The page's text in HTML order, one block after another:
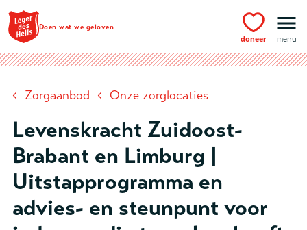
Ga naar hoofdinhoud
Doen wat we geloven
doneer menu
‹ Zorgaanbod ‹ Onze zorglocaties
Levenskracht Zuidoost-
Brabant en Limburg |
Uitstapprogramma en
advies- en steunpunt voor